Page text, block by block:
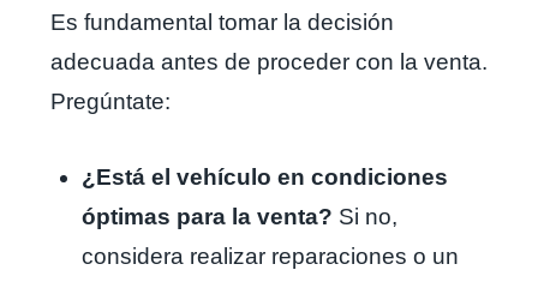
Es fundamental tomar la decisión
adecuada antes de proceder con la venta.
Pregúntate:
¿Está el vehículo en condiciones
óptimas para la venta? Si no,
considera realizar reparaciones o un